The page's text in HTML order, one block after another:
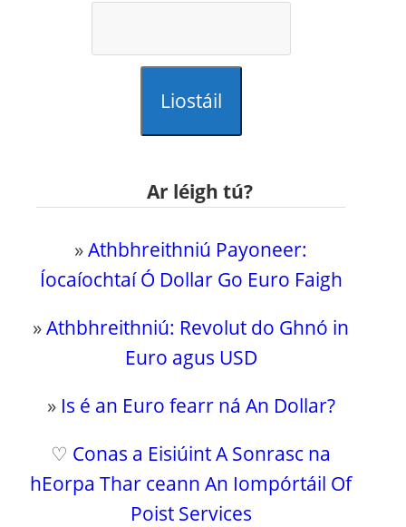
Liostáil
Ar léigh tú?
»Athbhreithniú Payoneer:
Íocaíochtaí Ó Dollar Go Euro Faigh
»Athbhreithniú: Revolut do Ghnó in
Euro agus USD
» Is é an Euro fearr ná An Dollar?
♡ Conas a Eisiúint A Sonrasc na
hEorpa Thar ceann An Iompórtáil Of
Poist Services